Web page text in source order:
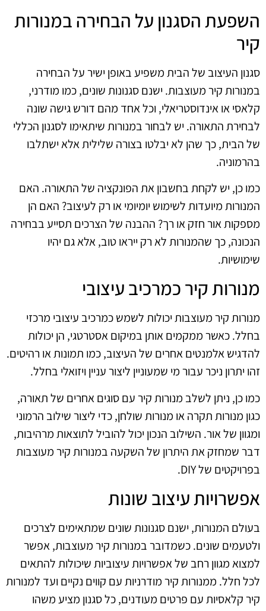
השפעת הסגנון על הבחירה במנורות
קיר
סגנון העיצוב של הבית משפיע באופן ישיר על הבחירה
במנורות קיר מעוצבות. ישנם סגנונות שונים, כמו מודרני,
קלאסי או אינדוסטריאלי, וכל אחד מהם דורש גישה שונה
לבחירת התאורה. יש לבחור במנורות שיתאימו לסגנון הכללי
של הבית, כך שהן לא יבלטו בצורה שלילית אלא ישתלבו
בהרמוניה.
כמו כן, יש לקחת בחשבון את הפונקציה של התאורה. האם
המנורות מיועדות לשימוש יומיומי או רק לעיצוב? האם הן
מספקות אור חזק או רך? ההבנה של הצרכים תסייע בבחירה
הנכונה, כך שהמנורות לא רק ייראו טוב, אלא גם יהיו
שימושיות.
מנורות קיר כמרכיב עיצובי
מנורות קיר מעוצבות יכולות לשמש כמרכיב עיצובי מרכזי
בחלל. כאשר ממקמים אותן במיקום אסטרטגי, הן יכולות
להדגיש אלמנטים אחרים של העיצוב, כמו תמונות או רהיטים.
זהו יתרון ניכר עבור מי שמעוניין ליצור עניין ויזואלי בחלל.
כמו כן, ניתן לשלב מנורות קיר עם סוגים אחרים של תאורה,
כגון מנורות תקרה או מנורות שולחן, כדי ליצור שילוב הרמוני
ומגוון של אור. השילוב הנכון יכול להוביל לתוצאות מרהיבות,
דבר שמחזק את היתרון של השקעה במנורות קיר מעוצבות
בפרויקטים של DIY.
אפשרויות עיצוב שונות
בעולם המנורות, ישנם סגנונות שונים שמתאימים לצרכים
ולטעמים שונים. כשמדובר במנורות קיר מעוצבות, אפשר
למצוא מגוון רחב של אפשרויות עיצוביות שיכולות להתאים
לכל חלל. ממנורות קיר מודרניות עם קווים נקיים ועד למנורות
קיר קלאסיות עם פרטים מעודנים, כל סגנון מציע משהו